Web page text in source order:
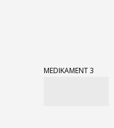
MEDIKAMENT 3